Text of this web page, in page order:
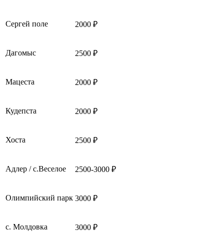
Сергей поле 2000 ₽
Дагомыс 2500 ₽
Мацеста 2000 ₽
Кудепста 2000 ₽
Хоста 2500 ₽
Адлер / с.Веселое 2500-3000 ₽
Олимпийский парк 3000 ₽
с. Молдовка 3000 ₽